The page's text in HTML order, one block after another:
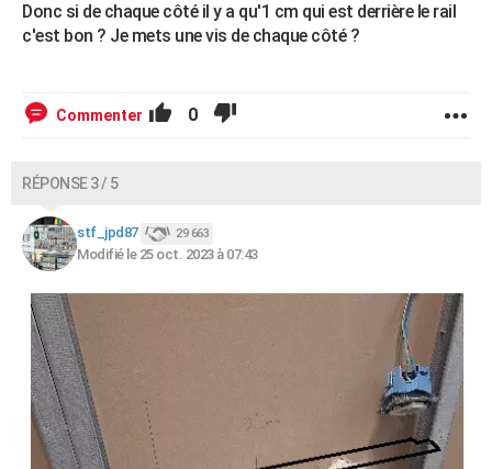
Donc si de chaque côté il y a qu'1 cm qui est derrière le rail
c'est bon ? Je mets une vis de chaque côté ?
Commenter 0
RÉPONSE 3 / 5
stf_jpd87 29 663
Modifié le 25 oct. 2023 à 07:43